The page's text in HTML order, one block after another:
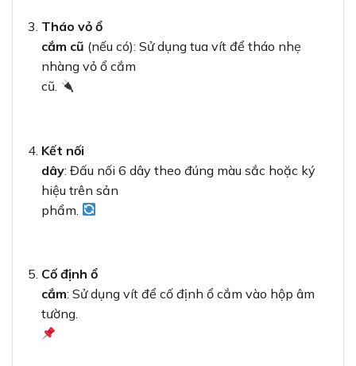
Tháo vỏ ổ
cắm cũ (nếu có): Sử dụng tua vít để tháo nhẹ
nhàng vỏ ổ cắm
cũ.
Kết nối
dây: Đấu nối 6 dây theo đúng màu sắc hoặc ký
hiệu trên sản
phẩm.
Cố định ổ
cắm: Sử dụng vít để cố định ổ cắm vào hộp âm
tường.